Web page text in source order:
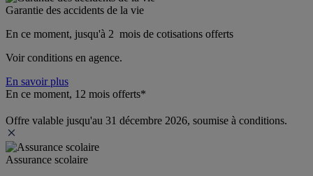
Garantie des accidents de la vie
En ce moment, jusqu'à 2  mois de cotisations offerts
Voir conditions en agence.
En savoir plus
En ce moment, 12 mois offerts*
Offre valable jusqu'au 31 décembre 2026, soumise à conditions.
Assurance scolaire